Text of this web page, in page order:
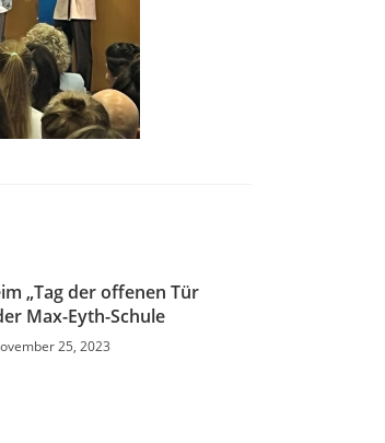
„Tag der offenen Tür
Max-Eyth-Schule
25, 2023